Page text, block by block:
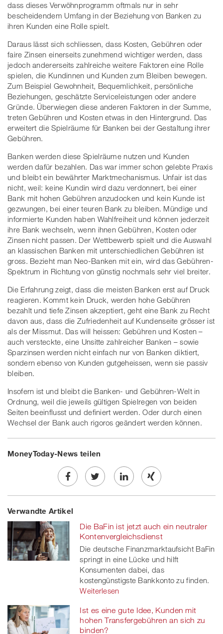
dass dieses Verwöhnprogramm oftmals nur in sehr
bescheidendem Umfang in der Beziehung von Banken zu
ihren Kunden eine Rolle spielt.
Daraus lässt sich schliessen, dass Kosten, Gebühren oder
faire Zinsen einerseits zunehmend wichtiger werden, dass
jedoch andererseits zahlreiche weitere Faktoren eine Rolle
spielen, die Kundinnen und Kunden zum Bleiben bewegen.
Zum Beispiel Gewohnheit, Bequemlichkeit, persönliche
Beziehungen, geschätzte Serviceleistungen oder andere
Gründe. Überwiegen diese anderen Faktoren in der Summe,
treten Gebühren und Kosten etwas in den Hintergrund. Das
erweitert die Spielräume für Banken bei der Gestaltung ihrer
Gebühren.
Banken werden diese Spielräume nutzen und Kunden
werden dafür bezahlen. Das war immer schon gelebte Praxis
und bleibt ein bewährter Marktmechanismus. Unfair ist das
nicht, weil: keine Kundin wird dazu verdonnert, bei einer
Bank mit hohen Gebühren anzudocken und kein Kunde ist
gezwungen, bei einer teuren Bank zu bleiben. Mündige und
informierte Kunden haben Wahlfreiheit und können jederzeit
ihre Bank wechseln, wenn ihnen Gebühren, Kosten oder
Zinsen nicht passen. Der Wettbewerb spielt und die Auswahl
an klassischen Banken mit unterschiedlichen Gebühren ist
gross. Bezieht man Neo-Banken mit ein, wird das Gebühren-
Spektrum in Richtung von günstig nochmals sehr viel breiter.
Die Erfahrung zeigt, dass die meisten Banken erst auf Druck
reagieren. Kommt kein Druck, werden hohe Gebühren
bezahlt und tiefe Zinsen akzeptiert, geht eine Bank zu Recht
davon aus, dass die Zufriedenheit auf Kundenseite grösser ist
als der Missmut. Das will heissen: Gebühren und Kosten –
auch versteckte, eine Unsitte zahlreicher Banken – sowie
Sparzinsen werden nicht einfach nur von Banken diktiert,
sondern ebenso von Kunden gutgeheissen, wenn sie passiv
bleiben.
Insofern ist und bleibt die Banken- und Gebühren-Welt in
Ordnung, weil die jeweils gültigen Spielregen von beiden
Seiten beeinflusst und definiert werden. Oder durch einen
Wechsel der Bank auch rigoros geändert werden können.
MoneyToday-News teilen
Share
on
Facebook
Twe
on
twitt
er
Share
linkedin
Share
Xing
Verwandte Artikel
Die BaFin ist jetzt auch ein neutraler
Kontenvergleichsdienst
Die deutsche Finanzmarktaufsicht BaFin
springt in eine Lücke und hilft
Konsumenten dabei, das
kostengünstigste Bankkonto zu finden.
Weiterlesen
Ist es eine gute Idee, Kunden mit
hohen Transfergebühren an sich zu
binden?